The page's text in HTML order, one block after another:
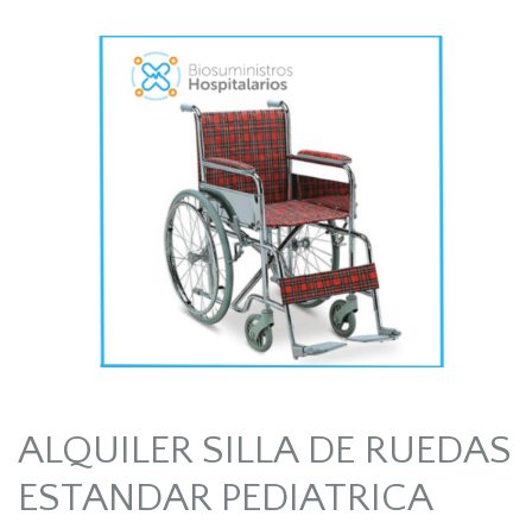
ALQUILER SILLA DE RUEDAS
ESTANDAR PEDIATRICA